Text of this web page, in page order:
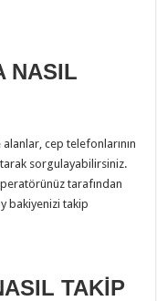
NASIL
alanlar, cep telefonlarının
sorgulayabilirsiniz.
tarafından
bakiyenizi takip
TAKİP